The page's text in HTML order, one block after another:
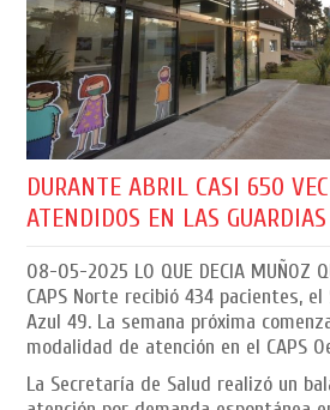
DURANTE ABRIL CASI 650
ATENDIDOS EN LAS
08-05-2025 LO QUE DECIA MUÑOZ
CAPS Norte recibió 434 pacientes,
Azul 49. La semana próxima
modalidad de atención en el CAPS
La Secretaría de Salud realizó un